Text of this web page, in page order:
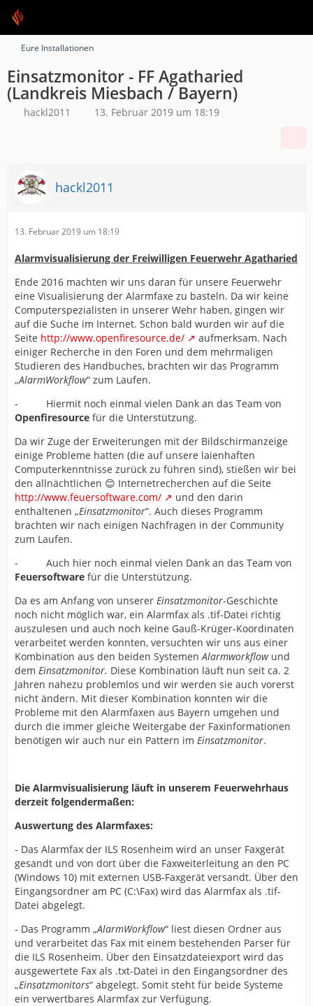
Eure Installationen
Einsatzmonitor - FF Agatharied
(Landkreis Miesbach / Bayern)
hackl2011 13. Februar 2019 um 18:19
hackl2011
13. Februar 2019 um 18:19
Alarmvisualisierung der Freiwilligen Feuerwehr Agatharied
Ende 2016 machten wir uns daran für unsere Feuerwehr
eine Visualisierung der Alarmfaxe zu basteln. Da wir keine
Computerspezialisten in unserer Wehr haben, gingen wir
auf die Suche im Internet. Schon bald wurden wir auf die
Seite http://www.openfiresource.de/
aufmerksam. Nach
einiger Recherche in den Foren und dem mehrmaligen
Studieren des Handbuches, brachten wir das Programm
„AlarmWorkflow“ zum Laufen.
- Hiermit noch einmal vielen Dank an das Team von
Openfiresource für die Unterstützung.
Da wir Zuge der Erweiterungen mit der Bildschirmanzeige
einige Probleme hatten (die auf unsere laienhaften
Computerkenntnisse zurück zu führen sind), stießen wir bei
den allnächtlichen 😊 Internetrecherchen auf die Seite
http://www.feuersoftware.com/
und den darin
enthaltenen „Einsatzmonitor“. Auch dieses Programm
brachten wir nach einigen Nachfragen in der Community
zum Laufen.
- Auch hier noch einmal vielen Dank an das Team von
Feuersoftware für die Unterstützung.
Da es am Anfang von unserer Einsatzmonitor-Geschichte
noch nicht möglich war, ein Alarmfax als .tif-Datei richtig
auszulesen und auch noch keine Gauß-Krüger-Koordinaten
verarbeitet werden konnten, versuchten wir uns aus einer
Kombination aus den beiden SystemenAlarmworkflowund
dem Einsatzmonitor. Diese Kombination läuft nun seit ca. 2
Jahren nahezu problemlos und wir werden sie auch vorerst
nicht ändern. Mit dieser Kombination konnten wir die
Probleme mit den Alarmfaxen aus Bayern umgehen und
durch die immer gleiche Weitergabe der Faxinformationen
benötigen wir auch nur ein Pattern im Einsatzmonitor.
Die Alarmvisualisierung läuft in unserem Feuerwehrhaus
derzeit folgendermaßen:
Auswertung des Alarmfaxes:
- Das Alarmfax der ILS Rosenheim wird an unser Faxgerät
gesandt und von dort über die Faxweiterleitung an den PC
(Windows 10) mit externen USB-Faxgerät versandt. Über den
Eingangsordner am PC (C:\Fax) wird das Alarmfax als .tif-
Datei abgelegt.
- Das Programm „AlarmWorkflow“ liest diesen Ordner aus
und verarbeitet das Fax mit einem bestehenden Parser für
die ILS Rosenheim. Über den Einsatzdateiexport wird das
ausgewertete Fax als .txt-Datei in den Eingangsordner des
„Einsatzmonitors“ abgelegt. Somit steht für beide Systeme
ein verwertbares Alarmfax zur Verfügung.